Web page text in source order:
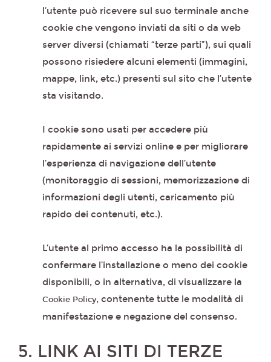
l’utente può ricevere sul suo terminale anche
cookie che vengono inviati da siti o da web
server diversi (chiamati “terze parti”), sui quali
possono risiedere alcuni elementi (immagini,
mappe, link, etc.) presenti sul sito che l’utente
sta visitando.
I cookie sono usati per accedere più
rapidamente ai servizi online e per migliorare
l’esperienza di navigazione dell’utente
(monitoraggio di sessioni, memorizzazione di
informazioni degli utenti, caricamento più
rapido dei contenuti, etc.).
L’utente al primo accesso ha la possibilità di
confermare l’installazione o meno dei cookie
disponibili, o in alternativa, di visualizzare la
Cookie Policy, contenente tutte le modalità di
manifestazione e negazione del consenso.
5. LINK AI SITI DI TERZE